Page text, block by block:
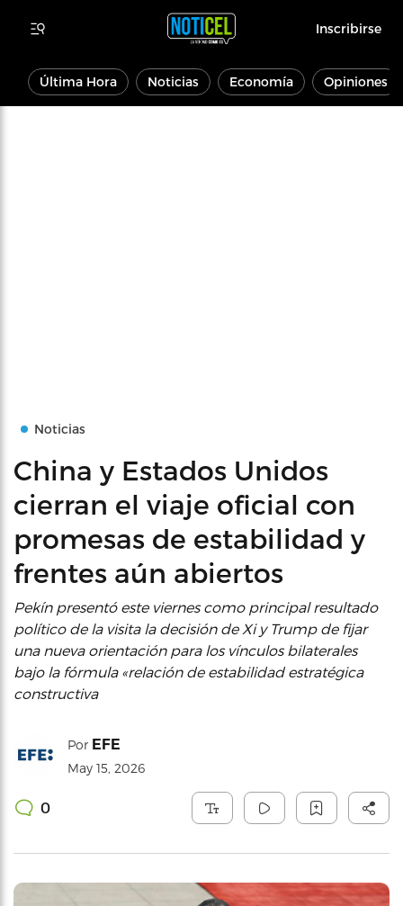
Inscribirse
Última Hora Noticias Economía Opiniones
Noticias
China y Estados Unidos
cierran el viaje oficial con
promesas de estabilidad y
frentes aún abiertos
Pekín presentó este viernes como principal resultado
político de la visita la decisión de Xi y Trump de fijar
una nueva orientación para los vínculos bilaterales
bajo la fórmula «relación de estabilidad estratégica
constructiva
Por EFE
May 15, 2026
0